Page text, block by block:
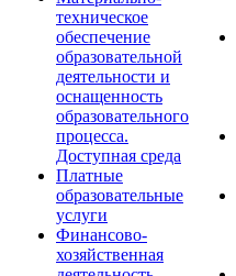
техническое
обеспечение
образовательной
деятельности и
оснащенность
образовательного
процесса.
Доступная среда
Платные
образовательные
услуги
Финансово-
хозяйственная